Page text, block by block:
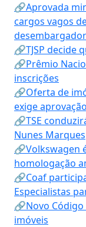
🔗Aprovada
cargos vagos
desembargador
🔗TJSP decide
🔗Prêmio
inscrições
🔗Oferta de
exige
🔗TSE
Nunes Marques
🔗Volkswagen
homologação
🔗Coaf
Especialistas
🔗Novo
imóveis